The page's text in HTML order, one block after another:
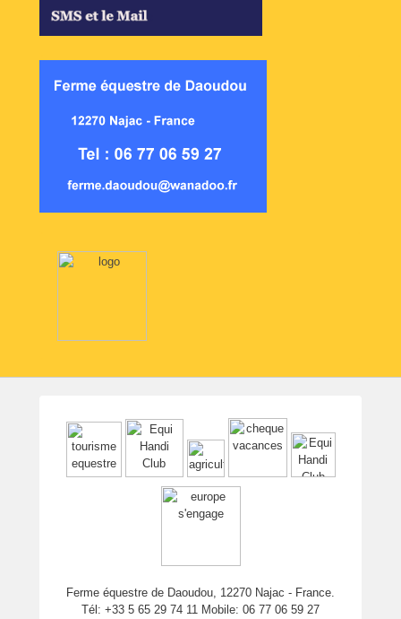
Ferme équestre de Daoudou, 12270 Najac - France.
Tél: +33 5 65 29 74 11 Mobile: 06 77 06 59 27